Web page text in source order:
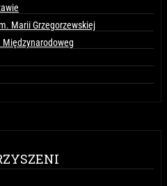
Marii Grzegorzewskiej
Międzynarodoweg